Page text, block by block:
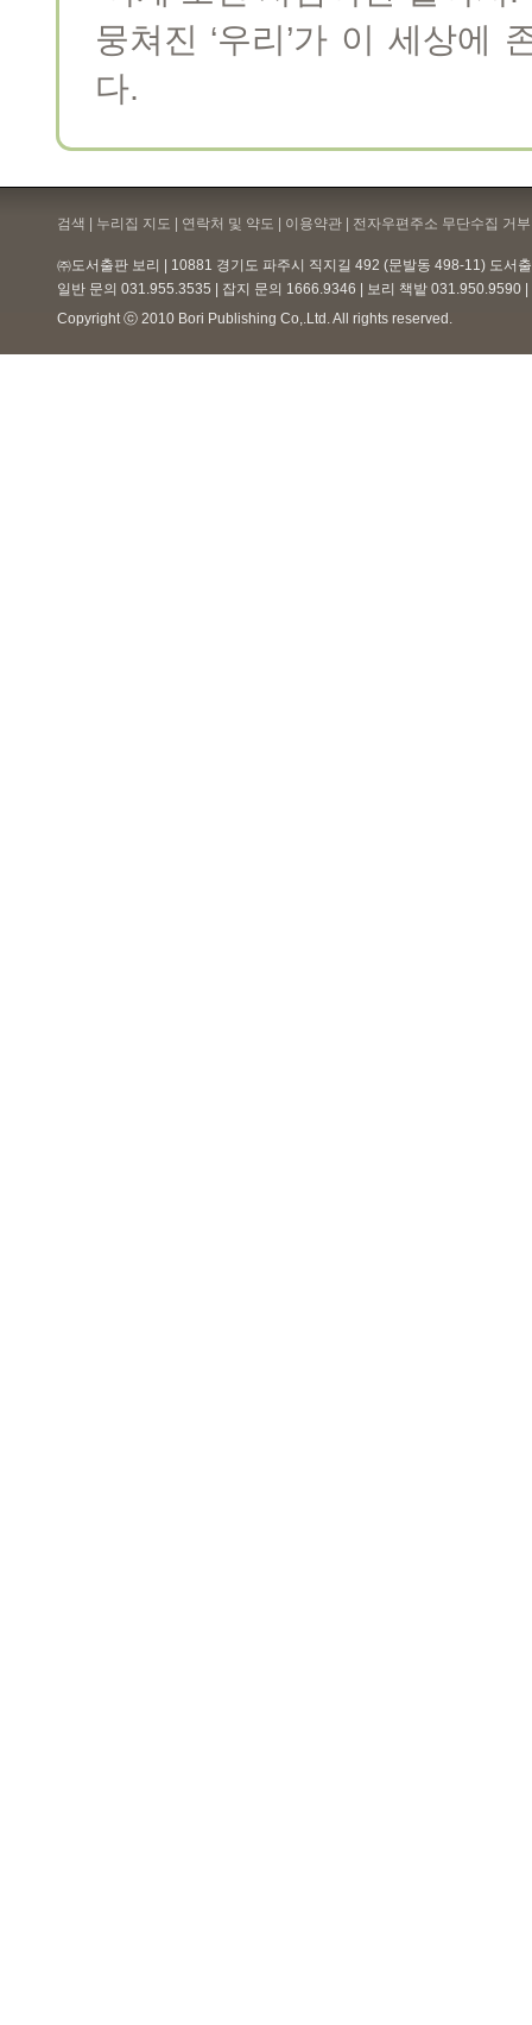
뭉쳐진 ‘우리’가 이 세상에
다.
검색 | 누리집 지도 | 연락처 및 약도 | 이용약관 | 전자우편주소 무단수집 거
㈜도서출판 보리 | 10881 경기도 파주시 직지길 492 (문발동 498-11) 도서
일반 문의 031.955.3535 | 잡지 문의 1666.9346 | 보리 책밭 031.950.9590
Copyright ⓒ 2010 Bori Publishing Co,.Ltd. All rights reserved.